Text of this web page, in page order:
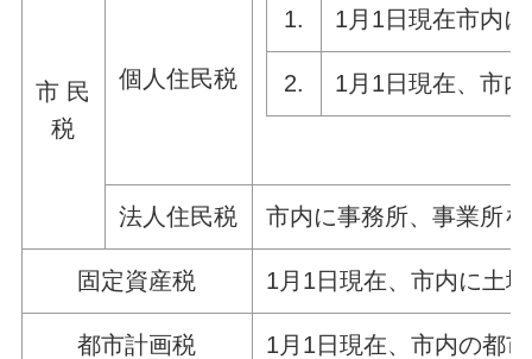
市 民
税
個人住民税
1. 1月1日現在市内
2. 1月1日現在、市
法人住民税 市内に事務所、事業所
固定資産税 1月1日現在、市内に土
都市計画税 1月1日現在、市内の都